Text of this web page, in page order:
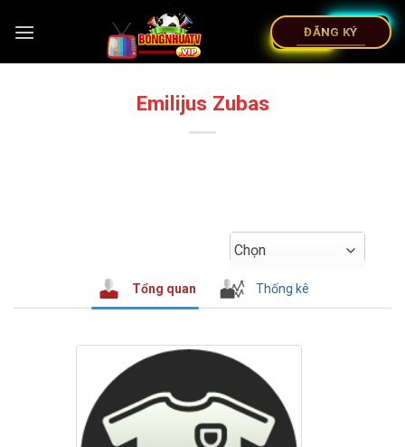
ĐĂNG KÝ
Emilijus Zubas
Chọn
Tổng quan Thống kê